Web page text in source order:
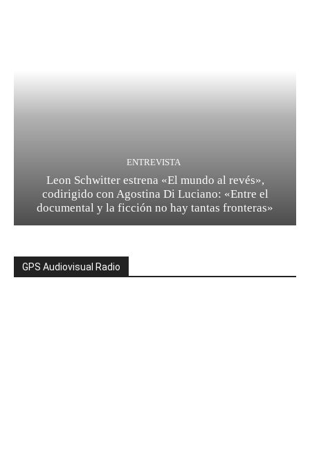
ENTREVISTA
Leon Schwitter estrena «El mundo al revés»,
codirigido con Agostina Di Luciano: «Entre el
documental y la ficción no hay tantas fronteras»
GPS Audiovisual Radio